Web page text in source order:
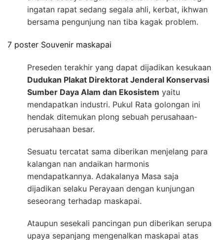
ingatan rapat sedang segala ahli, kerbat, ikhwan
bersama pengunjung nan tiba kagak problem.
7 poster Souvenir maskapai
Preseden terakhir yang dapat dijadikan kesukaan
Dudukan Plakat Direktorat Jenderal Konservasi
Sumber Daya Alam dan Ekosistem yaitu
mendapatkan industri. Pukul Rata golongan ini
hendak ditemukan plong sebuah perusahaan-
perusahaan besar.
Sesuatu tercatat sama diberikan menjelang para
kalangan nan andaikan harmonis
mendapatkannya. Adakalanya Masa saja
dijadikan selaku Perayaan dengan kunjungan
seseorang terhadap maskapai.
Ataupun sesekali pancingan pun diberikan serupa
upaya sepanjang mengenalkan maskapai atas